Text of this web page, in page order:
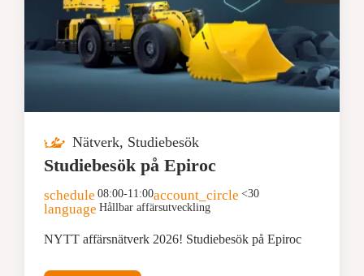
Nätverk, Studiebesök
Studiebesök på Epiroc
schedule 08:00-11:00account_circle <30
language Hållbar affärsutveckling
NYTT affärsnätverk 2026! Studiebesök på Epiroc